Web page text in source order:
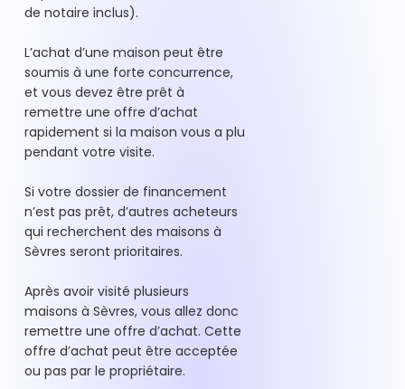
de notaire inclus).
L’achat d’une maison peut être
soumis à une forte concurrence,
et vous devez être prêt à
remettre une offre d’achat
rapidement si la maison vous a plu
pendant votre visite.
Si votre dossier de financement
n’est pas prêt, d’autres acheteurs
qui recherchent des maisons à
Sèvres seront prioritaires.
Après avoir visité plusieurs
maisons à Sèvres, vous allez donc
remettre une offre d’achat. Cette
offre d’achat peut être acceptée
ou pas par le propriétaire.